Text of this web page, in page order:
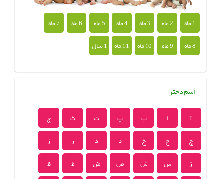
1 ماه 2 ماه 3 ماه 4 ماه 5 ماه 6 ماه
7 ماه
8 ماه
9 ماه 10 ماه 11 ماه 1 سال
اسم دختر
آ ا ب پ ت ث
ج
چ
ح خ د ذ ر
ز
ژ
س ش ص ض ط
ظ